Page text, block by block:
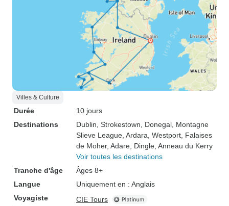
Villes & Culture
Durée
10 jours
Destinations
Dublin , Strokestown , Donegal , Montagne
Slieve League , Ardara , Westport , Falaises
de Moher, Adare , Dingle , Anneau du Kerry
Voir toutes les destinations
Tranche d'âge
Âges 8+
Langue
Uniquement en : Anglais
Voyagiste
CIE Tours